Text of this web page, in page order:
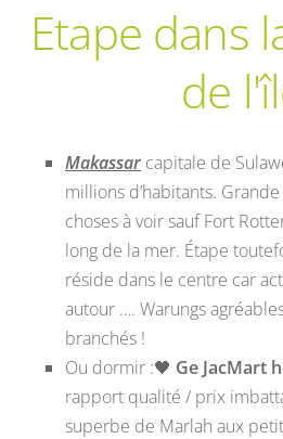
Etape dans
de
Makassar capitale de
millions d’habitants.
choses à voir sauf Fort
long de la mer. Étape
réside dans le centre car
autour …. Warungs
branchés !
Ou dormir :🖤 Ge JacMart
rapport qualité / prix
superbe de Marlah aux